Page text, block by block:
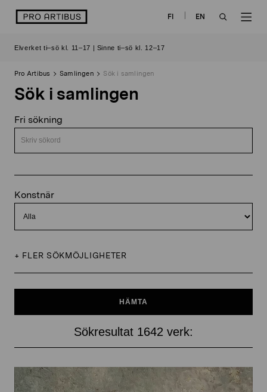
logo FI
EN
Elverket ti–sö kl. 11–17 | Sinne ti–sö kl. 12–17
Pro Artibus Samlingen Sök i samlingen
Sök i samlingen
Fri sökning
Konstnär
+ FLER SÖKMÖJLIGHETER
Sökresultat 1642 verk: